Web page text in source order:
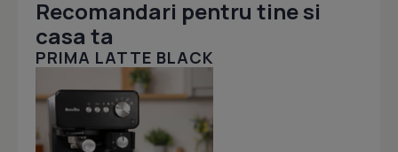
Recomandari pentru tine si
casa ta
PRIMA LATTE BLACK